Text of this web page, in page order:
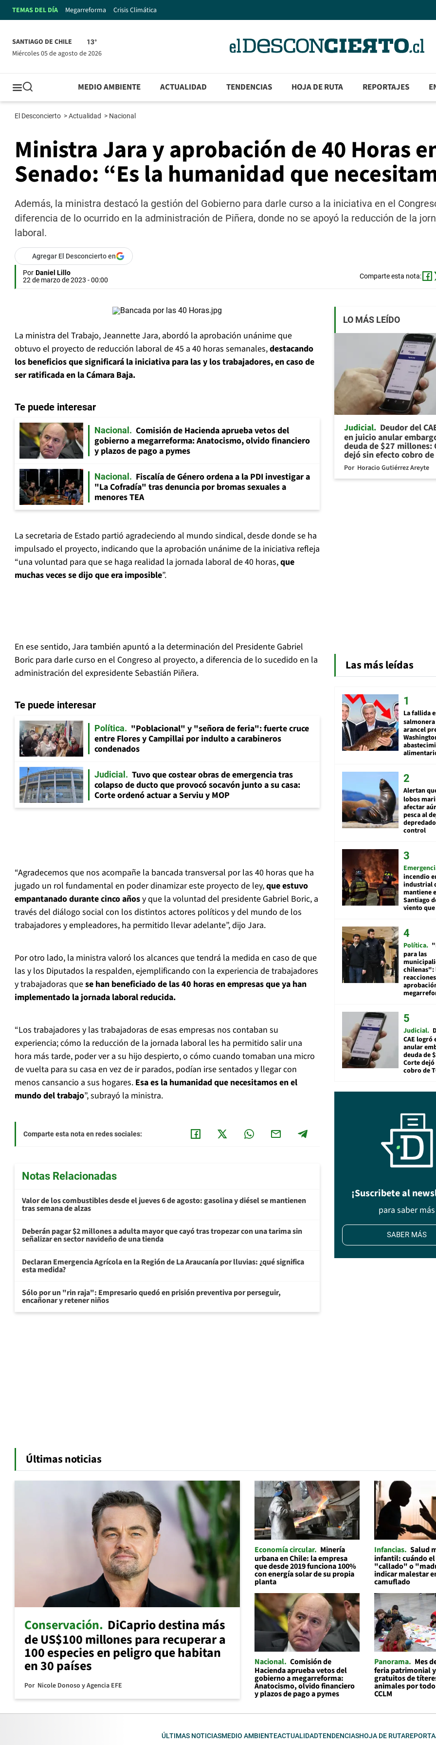
TEMAS DEL DÍA Megarreforma Crisis Climática
SANTIAGO DE CHILE 13°
miércoles 05 de agosto de 2026
MEDIO AMBIENTE ACTUALIDAD TENDENCIAS HOJA DE RUTA REPORTAJES
El Desconcierto >Actualidad > Nacional
Ministra Jara y aprobación de 40 Horas
Senado: “Es la humanidad que
Además, la ministra destacó la gestión del Gobierno para darle curso a la iniciativa en el
diferencia de lo ocurrido en la administración de Piñera, donde no se apoyó la reducción de la
laboral.
Agregar El Desconcierto en
Por Daniel Lillo
22 de marzo de 2023 - 00:00
Comparte esta nota:
La ministra del Trabajo, Jeannette Jara, abordó la aprobación unánime que
obtuvo el proyecto de reducción laboral de 45 a 40 horas semanales,destacando
los beneficios que significará la iniciativa para las y los trabajadores, en caso de
ser ratificada en la Cámara Baja.
Te puede interesar
Nacional
Comisión de Hacienda aprueba vetos del
gobierno a megarreforma: Anatocismo, olvido financiero
y plazos de pago a pymes
Nacional
Fiscalía de Género ordena a la PDI investigar a
"La Cofradía" tras denuncia por bromas sexuales a
menores TEA
La secretaria de Estado partió agradeciendo al mundo sindical, desde donde se ha
impulsado el proyecto, indicando que la aprobación unánime de la iniciativa refleja
“una voluntad para que se haga realidad la jornada laboral de 40 horas,que
muchas veces se dijo que era imposible”.
En ese sentido, Jara también apuntó a la determinación del Presidente Gabriel
Boric para darle curso en el Congreso al proyecto, a diferencia de lo sucedido en la
administración del expresidente Sebastián Piñera.
Te puede interesar
Política
"Poblacional" y "señora de feria": fuerte cruce
entre Flores y Campillai por indulto a carabineros
condenados
Judicial
Tuvo que costear obras de emergencia tras
colapso de ducto que provocó socavón junto a su casa:
Corte ordenó actuar a Serviu y MOP
“Agradecemos que nos acompañe la bancada transversal por las 40 horas que ha
jugado un rol fundamental en poder dinamizar este proyecto de ley,que estuvo
empantanado durante cinco añosy que la voluntad del presidente Gabriel Boric, a
través del diálogo social con los distintos actores políticos y del mundo de los
trabajadores y empleadores, ha permitido llevar adelante”, dijo Jara.
Por otro lado, la ministra valoró los alcances que tendrá la medida en caso de que
las y los Diputados la respalden, ejemplificando con la experiencia de trabajadores
y trabajadoras quese han beneficiado de las 40 horas en empresas que ya han
implementado la jornada laboral reducida.
“Los trabajadores y las trabajadoras de esas empresas nos contaban su
experiencia; cómo la reducción de la jornada laboral les ha permitido salir una
hora más tarde, poder ver a su hijo despierto, o cómo cuando tomaban una micro
de vuelta para su casa en vez de ir parados, podían irse sentados y llegar con
menos cansancio a sus hogares. Esa es la humanidad que necesitamos en el
mundo del trabajo”, subrayó la ministra.
Comparte esta nota en redes sociales:
Notas Relacionadas
Valor de los combustibles desde el jueves 6 de agosto: gasolina y diésel se mantienen
tras semana de alzas
Deberán pagar $2 millones a adulta mayor que cayó tras tropezar con una tarima sin
señalizar en sector navideño de una tienda
Declaran Emergencia Agrícola en la Región de La Araucanía por lluvias: ¿qué significa
esta medida?
Sólo por un "rin raja": Empresario quedó en prisión preventiva por perseguir,
encañonar y retener niños
LO MÁS LEÍDO
Judicial Deudor del
en juicio anular
deuda de $27 millones:
dejó sin efecto cobro de
Por Horacio Gutiérrez Areyte
Las más leídas
La fallida
arancel
Alertan
lobos
afectar
pesca al
control
incendio
industrial
mantiene
Santiago
viento que
Política
para las
chilenas":
Judicial
CAE logró
anular
deuda de
Corte
cobro de
¡Suscribete al
para saber más
SABER MÁS
Últimas noticias
Conservación DiCaprio destina más
de US$100 millones para recuperar a
100 especies en peligro que habitan
en 30 países
Por Nicole Donoso y Agencia EFE
Economía circular
Minería
urbana en Chile: la empresa
que desde 2019 funciona 100%
con energía solar de su propia
planta
Infancias Salud
infantil: cuándo
"callado" o
indicar malestar
camuflado
Nacional Comisión de
Hacienda aprueba vetos del
gobierno a megarreforma:
Anatocismo, olvido financiero
y plazos de pago a pymes
Panorama Mes
feria patrimonial
gratuitos de
animales por
CCLM
ÚLTIMAS NOTICIASMEDIO AMBIENTEACTUALIDADTENDENCIASHOJA DE RUTA